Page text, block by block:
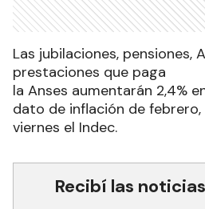
Las jubilaciones, pensiones,
prestaciones que paga
la Anses aumentarán 2,4%
dato de inflación de
viernes el Indec.
Recibí las